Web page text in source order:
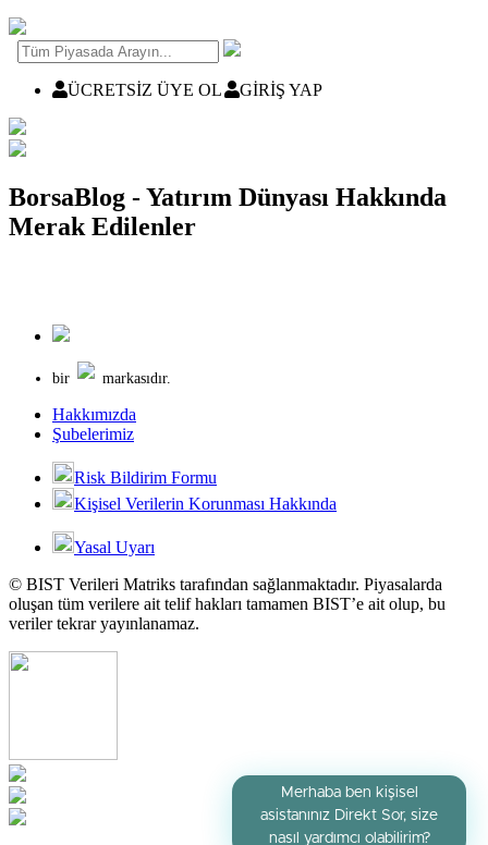
ÜCRETSİZ ÜYE OL GİRİŞ YAP
BorsaBlog - Yatırım Dünyası Hakkında
Merak Edilenler
bir markasıdır.
Hakkımızda
Şubelerimiz
Risk Bildirim Formu
Kişisel Verilerin Korunması Hakkında
Yasal Uyarı
© BIST Verileri Matriks tarafından sağlanmaktadır. Piyasalarda
oluşan tüm verilere ait telif hakları tamamen BIST’e ait olup, bu
veriler tekrar yayınlanamaz.
Merhaba ben kişisel
asistanınız Direkt Sor, size
nasıl yardımcı olabilirim?